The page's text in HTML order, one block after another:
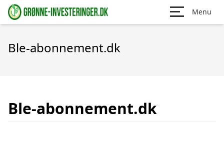
Menu
Ble-abonnement.dk
Ble-abonnement.dk